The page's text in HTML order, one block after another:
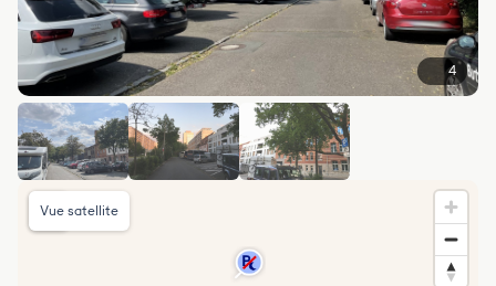
4
Vue satellite